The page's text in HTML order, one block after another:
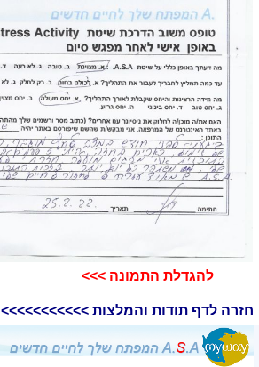
חזרה לדף תודות והמלצות >>>>>>>>>>>
להגדלת התמונה >>>​